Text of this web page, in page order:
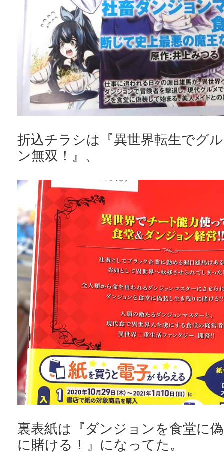
折込チラシは『異世界転生でグ
ン無双！』、
裏表紙は『ダンジョンを食堂に
に賭ける！』になってた。